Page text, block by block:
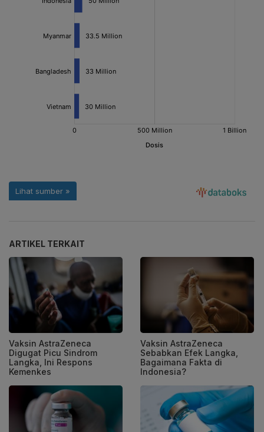
ARTIKEL TERKAIT
Vaksin AstraZeneca
Digugat Picu Sindrom
Langka, Ini Respons
Kemenkes
Vaksin AstraZeneca
Sebabkan Efek Langka,
Bagaimana Fakta di
Indonesia?